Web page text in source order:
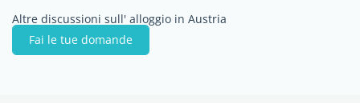
Altre discussioni sull' alloggio in Austria
Fai le tue domande